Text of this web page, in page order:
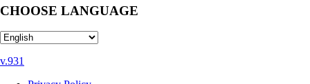
CHOOSE LANGUAGE
v.931